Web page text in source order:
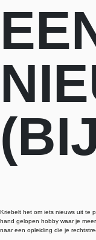
Kriebelt het om iets nieuws uit te
hand gelopen hobby waar je
naar een opleiding die je